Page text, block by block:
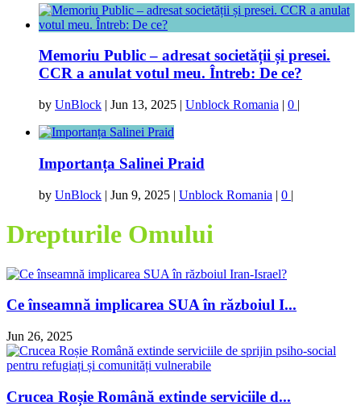
Memoriu Public – adresat societății și presei.
CCR a anulat votul meu. Întreb: De ce?
by UnBlock | Jun 13, 2025 | Unblock Romania | 0 |
Importanța Salinei Praid
by UnBlock | Jun 9, 2025 | Unblock Romania | 0 |
Drepturile Omului
Ce înseamnă implicarea SUA în războiul I...
Jun 26, 2025
Crucea Roșie Română extinde serviciile d...